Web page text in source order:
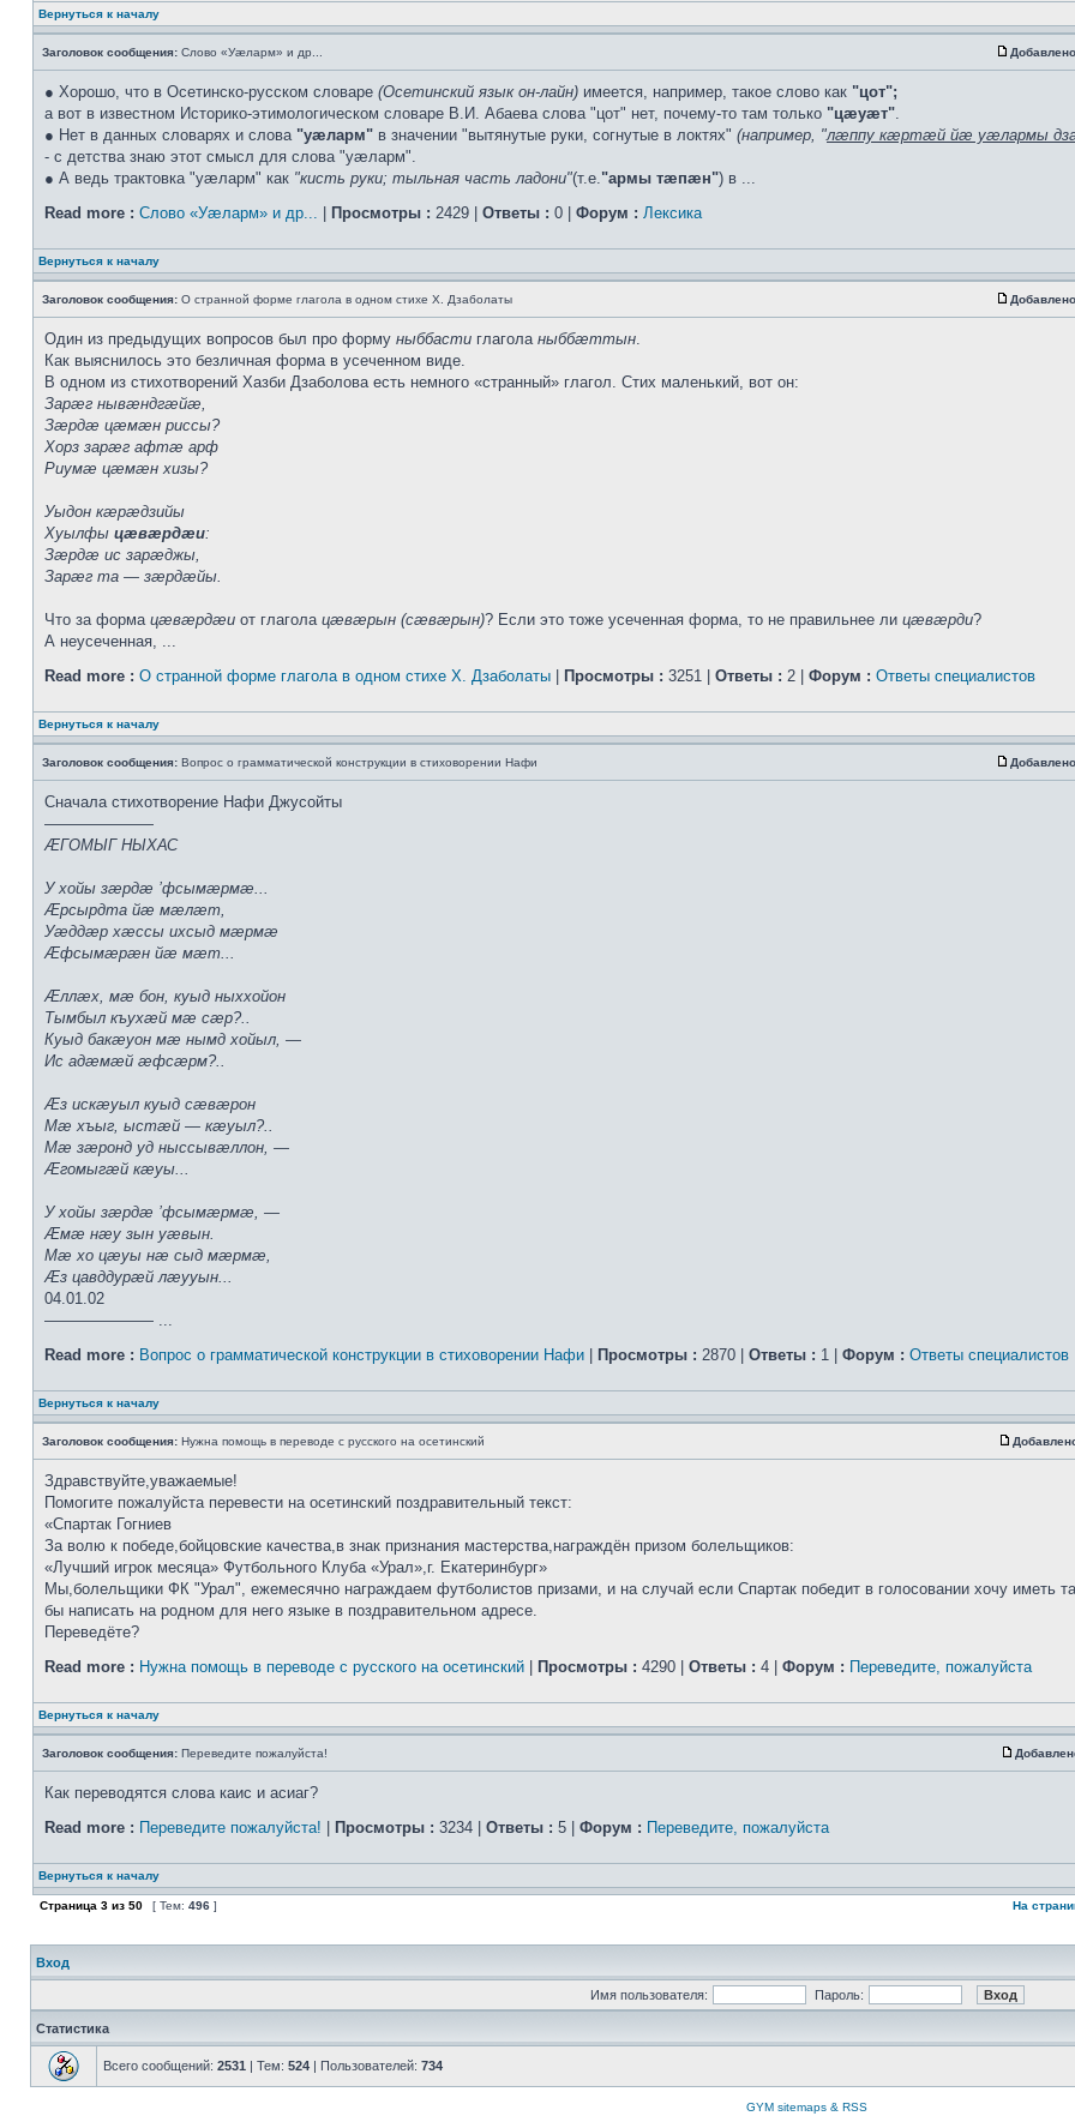
Вернуться к началу
Заголовок сообщения: Слово «Уæларм» и др...
● Хорошо, что в Осетинско-русском словаре (Осетинский язык он-лайн) имеется, например, такое слово как "цот";
а вот в известном Историко-этимологическом словаре В.И. Абаева слова "цот" нет, почему-то там только "цæуæт".
● Нет в данных словарях и слова "уæларм" в значении "вытянутые руки, согнутые в локтях" (например, "лæппу кæртæй йæ уæлармы
- с детства знаю этот смысл для слова "уæларм".
● А ведь трактовка "уæларм" как "кисть руки; тыльная часть ладони"(т.е."армы тæпæн") в ...
Read more : Слово «Уæларм» и др... Просмотры : 2429 | Ответы : 0 | Форум : Лексика
Вернуться к началу
Заголовок сообщения: О странной форме глагола в одном стихе Х. Дзаболаты
Один из предыдущих вопросов был про форму ныббасти глагола ныббæттын.
Как выяснилось это безличная форма в усеченном виде.
В одном из стихотворений Хазби Дзаболова есть немного «странный» глагол. Стих маленький, вот он:
Зарæг нывæндгæйæ,
Зæрдæ цæмæн риссы?
Хорз зарæг афтæ арф
Риумæ цæмæн хизы?
Уыдон кæрæдзийы
Хуылфы цæвæрдæи:
Зæрдæ ис зарæджы,
Зарæг та — зæрдæйы.
Что за формацæвæрдæи от глагола цæвæрын (сæвæрын)? Если это тоже усеченная форма, то не правильнее ли цæвæрди?
А неусеченная, ...
Read more : О странной форме глагола в одном стихе Х. Дзаболаты Просмотры : 3251 | Ответы : 2 | Форум : Ответы специалистов
Вернуться к началу
Заголовок сообщения: Вопрос о грамматической конструкции в стиховорении Нафи
Сначала стихотворение Нафи Джусойты
———————
ÆГОМЫГ НЫХАС
У хойы зæрдæ ’фсымæрмæ...
Æрсырдта йæ мæлæт,
Уæддæр хæссы ихсыд мæрмæ
Æфсымæрæн йæ мæт...
Æллæх, мæ бон, куыд ныххойон
Тымбыл къухæй мæ сæр?..
Куыд бакæуон мæ нымд хойыл, —
Ис адæмæй æфсæрм?..
Æз искæуыл куыд сæвæрон
Мæ хъыг, ыстæй — кæуыл?..
Мæ зæронд уд ныссывæллон, —
Æгомыгæй кæуы...
У хойы зæрдæ ’фсымæрмæ, —
Æмæ нæу зын уæвын.
Мæ хо цæуы нæ сыд мæрмæ,
Æз цавддурæй лæууын...
04.01.02
——————— ...
Read more : Вопрос о грамматической конструкции в стиховорении Нафи Просмотры : 2870 | Ответы : 1 | Форум : Ответы специалистов
Вернуться к началу
Заголовок сообщения: Нужна помощь в переводе с русского на осетинский
Здравствуйте,уважаемые!
Помогите пожалуйста перевести на осетинский поздравительный текст:
«Спартак Гогниев
За волю к победе,бойцовские качества,в знак признания мастерства,награждён призом болельщиков:
«Лучший игрок месяца» Футбольного Клуба «Урал»,г. Екатеринбург»
Мы,болельщики ФК "Урал", ежемесячно награждаем футболистов призами, и на случай если Спартак победит в голосовании хочу иметь
бы написать на родном для него языке в поздравительном адресе.
Переведёте?
Read more : Нужна помощь в переводе с русского на осетинский Просмотры : 4290 | Ответы : 4 | Форум : Переведите, пожалуйста
Вернуться к началу
Заголовок сообщения: Переведите пожалуйста!
Как переводятся слова каис и асиаг?
Read more : Переведите пожалуйста! Просмотры : 3234 | Ответы : 5 | Форум : Переведите, пожалуйста
Вернуться к началу
Страница 3 из 50 [ Тем: 496 ] На
Вход
Имя пользователя: Пароль:
Статистика
Всего сообщений: 2531 | Тем: 524 | Пользователей: 734
GYM sitemaps & RSS